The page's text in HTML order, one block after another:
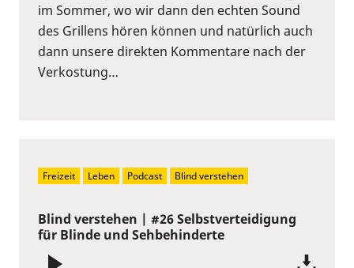
im Sommer, wo wir dann den echten Sound
des Grillens hören können und natürlich auch
dann unsere direkten Kommentare nach der
Verkostung…
Blind verstehen | #26 Selbstverteidigung
für Blinde und Sehbehinderte
Freizeit Leben Podcast Blind verstehen